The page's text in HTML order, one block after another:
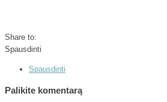
Share to:
Spausdinti
Spausdinti
Palikite komentarą